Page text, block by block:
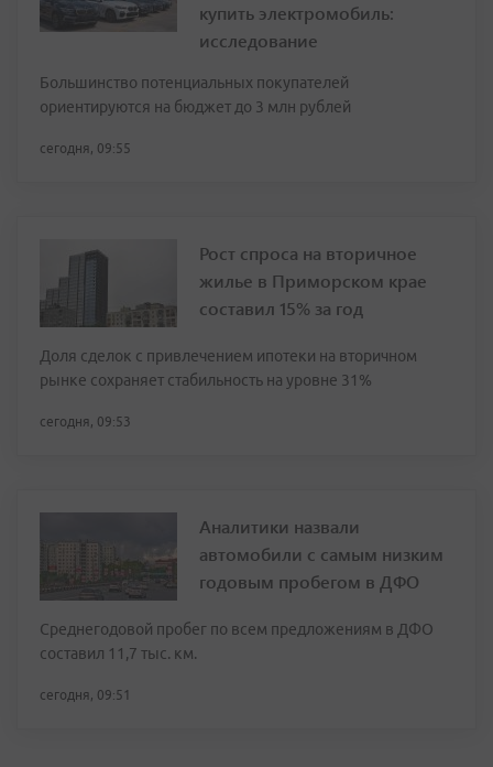
купить электромобиль:
исследование
Большинство потенциальных покупателей
ориентируются на бюджет до 3 млн рублей
сегодня, 09:55
Рост спроса на вторичное
жилье в Приморском крае
составил 15% за год
Доля сделок с привлечением ипотеки на вторичном
рынке сохраняет стабильность на уровне 31%
сегодня, 09:53
Аналитики назвали
автомобили с самым низким
годовым пробегом в ДФО
Среднегодовой пробег по всем предложениям в ДФО
составил 11,7 тыс. км.
сегодня, 09:51